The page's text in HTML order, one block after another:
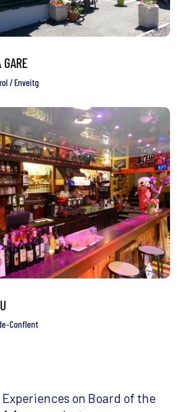
/ Enveitg
Conflent
Experiences on Board of the